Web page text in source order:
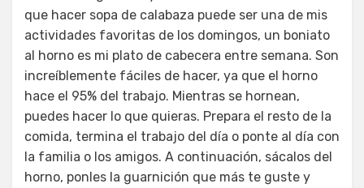
que hacer sopa de calabaza puede ser una de mis
actividades favoritas de los domingos, un boniato
al horno es mi plato de cabecera entre semana. Son
increíblemente fáciles de hacer, ya que el horno
hace el 95% del trabajo. Mientras se hornean,
puedes hacer lo que quieras. Prepara el resto de la
comida, termina el trabajo del día o ponte al día con
la familia o los amigos. A continuación, sácalos del
horno, ponles la guarnición que más te guste y